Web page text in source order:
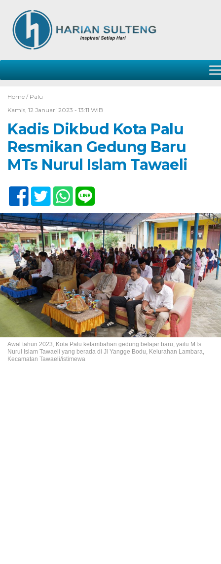
Home / Palu
Kamis, 12 Januari 2023 - 13:11 WIB
Kadis Dikbud Kota Palu
Resmikan Gedung Baru
MTs Nurul Islam Tawaeli
Awal tahun 2023, Kota Palu ketambahan gedung belajar baru, yaitu MTs
Nurul Islam Tawaeli yang berada di Jl Yangge Bodu, Kelurahan Lambara,
Kecamatan Tawaeli/istimewa